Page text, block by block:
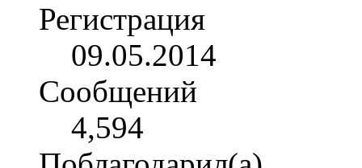
Регистрация
09.05.2014
Сообщений
4,594